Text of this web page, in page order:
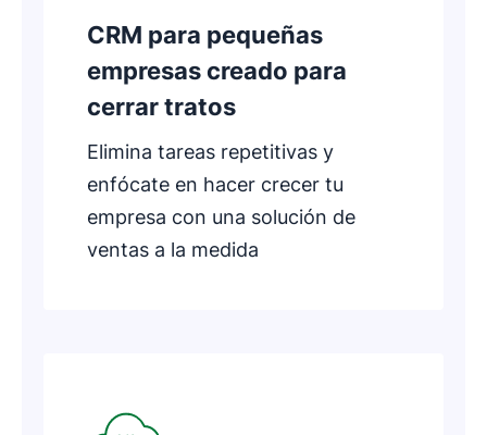
CRM para pequeñas
empresas creado para
cerrar tratos
Elimina tareas repetitivas y
enfócate en hacer crecer tu
empresa con una solución de
ventas a la medida